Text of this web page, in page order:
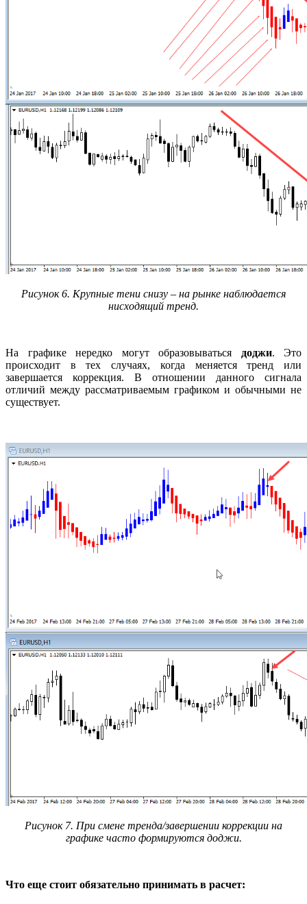
Рисунок 6. Крупные тени снизу – на рынке наблюдается
нисходящий тренд.
На графике нередко могут образовываться доджи. Это
происходит в тех случаях, когда меняется тренд или
завершается коррекция. В отношении данного сигнала
отличий между рассматриваемым графиком и обычными не
существует.
Рисунок 7. При смене тренда/завершении коррекции на
графике часто формируются доджи.
Что еще стоит обязательно принимать в расчет: